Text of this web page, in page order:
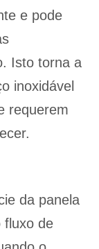
e pode
Isto torna a
inoxidável
requerem
da panela
fluxo de